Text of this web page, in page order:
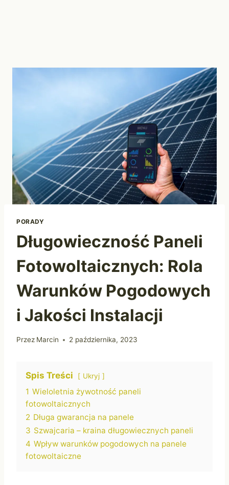
PORADY
Długowieczność Paneli
Fotowoltaicznych: Rola
Warunków Pogodowych
i Jakości Instalacji
Przez Marcin 2 października, 2023
Spis Treści Ukryj
1 Wieloletnia żywotność paneli
fotowoltaicznych
2 Długa gwarancja na panele
3 Szwajcaria – kraina długowiecznych paneli
4 Wpływ warunków pogodowych na panele
fotowoltaiczne